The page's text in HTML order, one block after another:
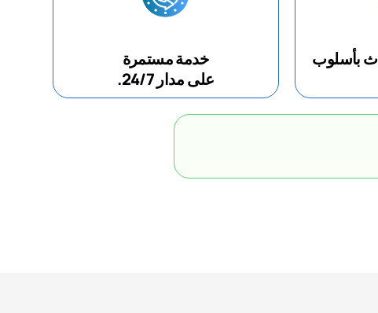
بأسلوب
خدمة مستمرة
على مدار 24/7.